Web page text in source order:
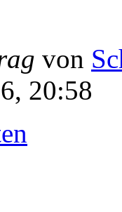
von
20:58